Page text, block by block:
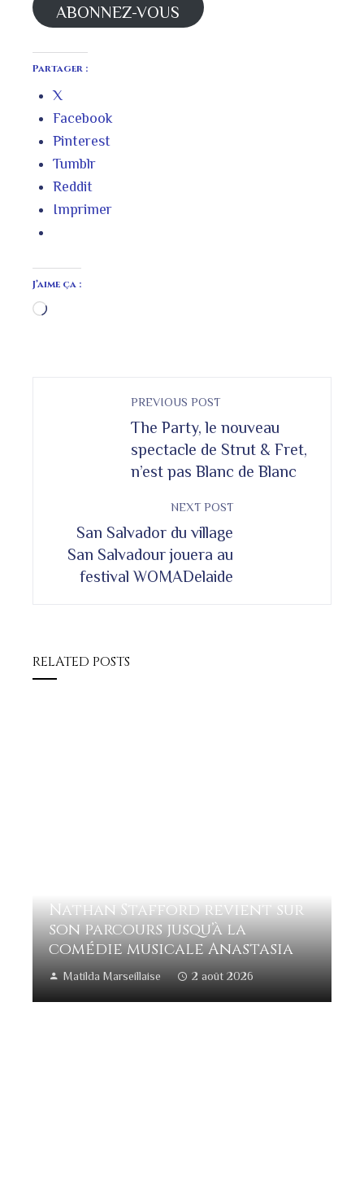
ABONNEZ-VOUS
Partager :
X
Facebook
Pinterest
Tumblr
Reddit
Imprimer
J’aime ça :
Chargement…
PREVIOUS POST
The Party, le nouveau
spectacle de Strut & Fret,
n’est pas Blanc de Blanc
NEXT POST
San Salvador du village
San Salvadour jouera au
festival WOMADelaide
RELATED POSTS
Nathan Stafford revient sur
son parcours jusqu’à la
comédie musicale Anastasia
Matilda Marseillaise 2 août 2026